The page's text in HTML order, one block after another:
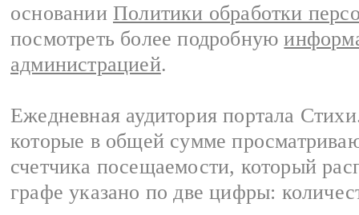
основании Политики обработки
посмотреть более подробную
администрацией.
Ежедневная аудитория портала
которые в общей сумме
счетчика посещаемости, который
графе указано по две цифры: